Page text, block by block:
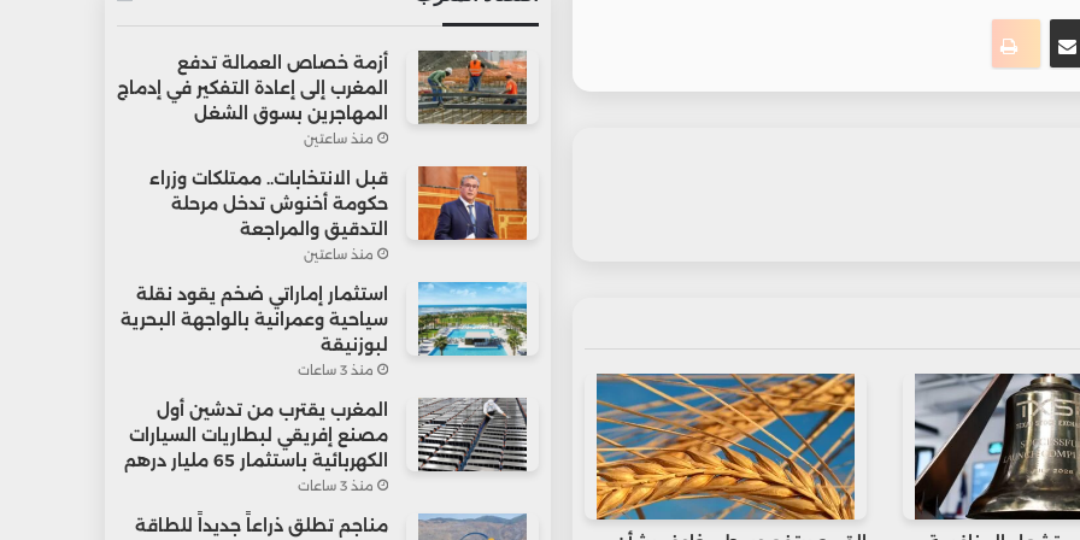
مشاركة عبر البريدطباعة
أزمة خصاص العمالة تدفع
المغرب إلى إعادة التفكير في إدماج
المهاجرين بسوق الشغل
منذ ساعتين
قبل الانتخابات.. ممتلكات وزراء
حكومة أخنوش تدخل مرحلة
التدقيق والمراجعة
منذ ساعتين
استثمار إماراتي ضخم يقود نقلة
سياحية وعمرانية بالواجهة البحرية
لبوزنيقة
منذ 3 ساعات
المغرب يقترب من تدشين أول
مصنع إفريقي لبطاريات السيارات
الكهربائية باستثمار 65 مليار درهم
منذ 3 ساعات
مناجم تطلق ذراعاً جديداً للطاقة